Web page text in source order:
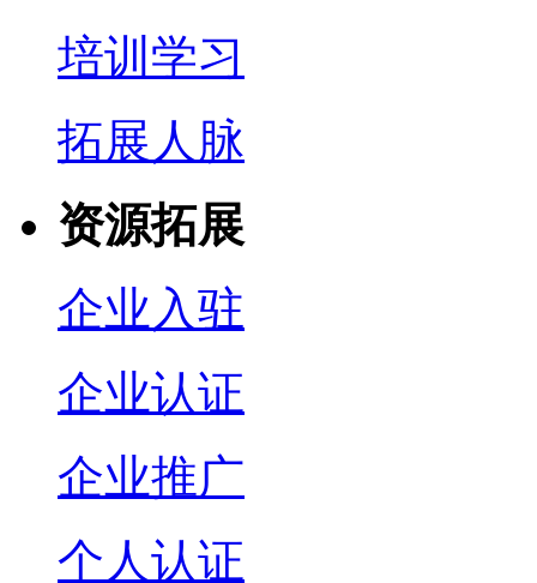
培训学习
拓展人脉
资源拓展
企业入驻
企业认证
企业推广
个人认证